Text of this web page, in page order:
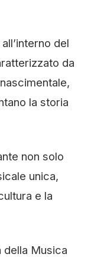
del
da
la storia
non solo
unica,
e la
della Musica